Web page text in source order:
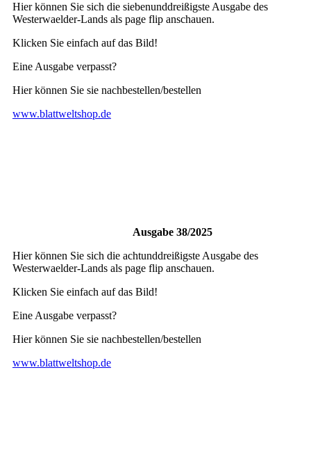
Hier können Sie sich die siebenunddreißigste Ausgabe des
Westerwaelder-Lands als page flip anschauen.
Klicken Sie einfach auf das Bild!
Eine Ausgabe verpasst?
Hier können Sie sie nachbestellen/bestellen
www.blattweltshop.de
Ausgabe 38/2025
Hier können Sie sich die achtunddreißigste Ausgabe des
Westerwaelder-Lands als page flip anschauen.
Klicken Sie einfach auf das Bild!
Eine Ausgabe verpasst?
Hier können Sie sie nachbestellen/bestellen
www.blattweltshop.de